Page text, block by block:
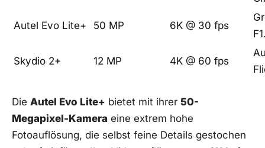
Autel⁢ Evo Lite+ 50⁤ MP 6K @ ‍30 fps
Skydio ⁤2+ 12 MP 4K @ 60 fps
Die Autel Evo Lite+ bietet mit ⁢ihrer 50-
Megapixel-Kamera ⁤eine extrem hohe
Fotoauflösung, die selbst feine Details gestochen